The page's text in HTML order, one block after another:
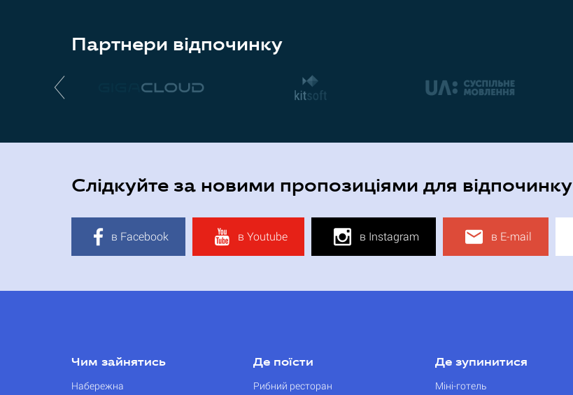
Партнери відпочинку
Слідкуйте за новими пропозиціями для відпочинку
в Facebook в Youtube в Instagram в E-mail
Чим зайнятись
Набережна
Де поїсти
Рибний ресторан
Де зупинитися
Міні-готель